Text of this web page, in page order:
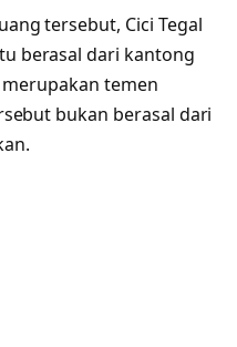
tersebut, Cici Tegal
berasal dari kantong
merupakan temen
bukan berasal dari